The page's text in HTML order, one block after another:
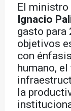
El ministro
Ignacio
gasto para
objetivos
con
humano,
la